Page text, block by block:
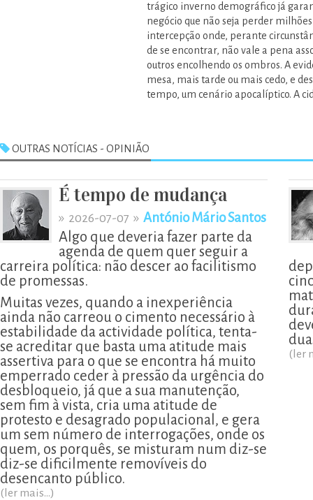
trágico inverno demográfico já
negócio que não seja perder
intercepção onde, perante
de se encontrar, não vale a pena
outros encolhendo os ombros. A
mesa, mais tarde ou mais cedo, e
tempo, um cenário apocalíptico. A
OUTRAS NOTÍCIAS - OPINIÃO
É tempo de mudança
» 2026-07-07 » António Mário Santos
Algo que deveria fazer parte da
agenda de quem quer seguir a
carreira política: não descer ao facilitismo
de promessas.
Muitas vezes, quando a inexperiência
ainda não carreou o cimento necessário à
estabilidade da actividade política, tenta-
se acreditar que basta uma atitude mais
assertiva para o que se encontra há muito
emperrado ceder à pressão da urgência do
desbloqueio, já que a sua manutenção,
sem fim à vista, cria uma atitude de
protesto e desagrado populacional, e gera
um sem número de interrogações, onde os
quem, os porquês, se misturam num diz-se
diz-se dificilmente removíveis do
desencanto público.
(ler mais...)
(ler